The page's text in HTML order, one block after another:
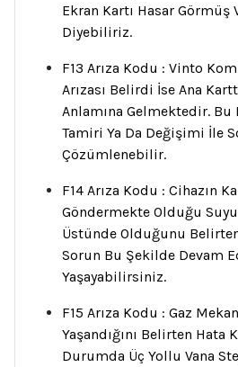
Ekran Kartı Hasar Görmüş
Diyebiliriz.
F13 Arıza Kodu : Vinto
Arızası Belirdi İse Ana
Anlamına Gelmektedir. Bu
Tamiri Ya Da Değişimi İle
Çözümlenebilir.
F14 Arıza Kodu : Cihazın
Göndermekte Olduğu
Üstünde Olduğunu
Sorun Bu Şekilde Devam
Yaşayabilirsiniz.
F15 Arıza Kodu : Gaz
Yaşandığını Belirten Hata
Durumda Üç Yollu Vana